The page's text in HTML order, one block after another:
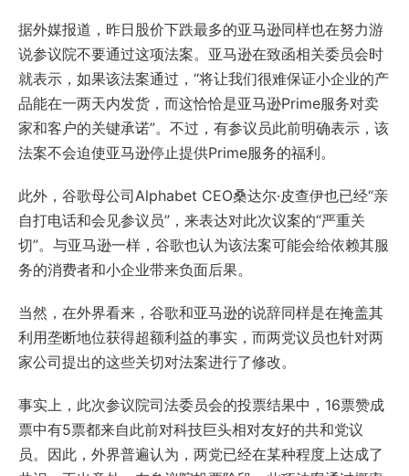
据外媒报道，昨日股价下跌最多的亚马逊同样也在努力游
说参议院不要通过这项法案。亚马逊在致函相关委员会时
就表示，如果该法案通过，“将让我们很难保证小企业的产
品能在一两天内发货，而这恰恰是亚马逊Prime服务对卖
家和客户的关键承诺”。不过，有参议员此前明确表示，该
法案不会迫使亚马逊停止提供Prime服务的福利。
此外，谷歌母公司Alphabet CEO桑达尔·皮查伊也已经“亲
自打电话和会见参议员”，来表达对此次议案的“严重关
切”。与亚马逊一样，谷歌也认为该法案可能会给依赖其服
务的消费者和小企业带来负面后果。
当然，在外界看来，谷歌和亚马逊的说辞同样是在掩盖其
利用垄断地位获得超额利益的事实，而两党议员也针对两
家公司提出的这些关切对法案进行了修改。
事实上，此次参议院司法委员会的投票结果中，16票赞成
票中有5票都来自此前对科技巨头相对友好的共和党议
员。因此，外界普遍认为，两党已经在某种程度上达成了